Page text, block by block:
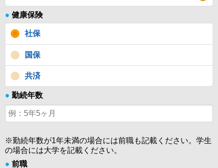
● 健康保険
社保
国保
共済
● 勤続年数
※勤続年数が1年未満の場合には前職も記載ください。学生
の場合には大学を記載ください。
● 前職